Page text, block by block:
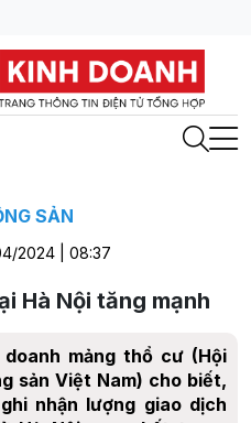
SẢN
2024 | 08:37
Hà Nội tăng mạnh
mảng thổ cư (Hội
sản Việt Nam) cho biết,
nhận lượng giao dịch